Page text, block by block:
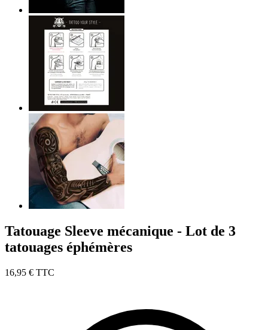
Tatouage Sleeve mécanique - Lot de 3
tatouages éphémères
16,95 € TTC